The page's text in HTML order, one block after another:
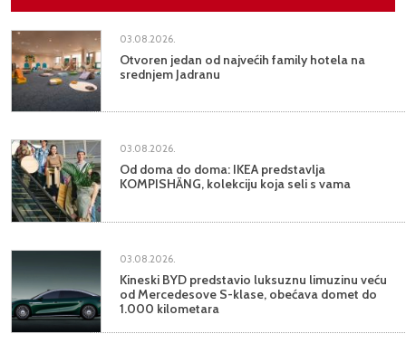
03.08.2026.
Otvoren jedan od najvećih family hotela na
srednjem Jadranu
03.08.2026.
Od doma do doma: IKEA predstavlja
KOMPISHÄNG, kolekciju koja seli s vama
03.08.2026.
Kineski BYD predstavio luksuznu limuzinu veću
od Mercedesove S-klase, obećava domet do
1.000 kilometara